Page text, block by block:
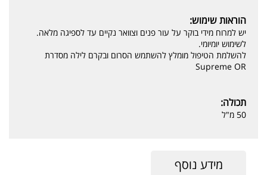
הוראות שימוש:
יש למרוח מידי בוקר על עור פנים וצוואר נקיים עד לספיגה מלאה.
לשימוש יומיומי.
להשלמת הטיפול מומלץ להשתמש הסרום ובקרם לילה מסדרת
Supreme OR
תכולה:
50 מ"ל
מידע נוסף